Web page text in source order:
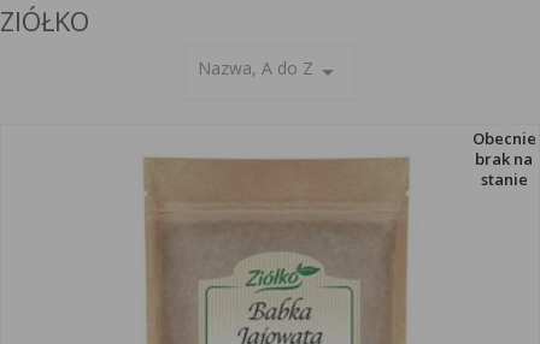
ZIÓŁKO
Nazwa, A do Z arrow_drop_down
Obecnie
brak na
stanie